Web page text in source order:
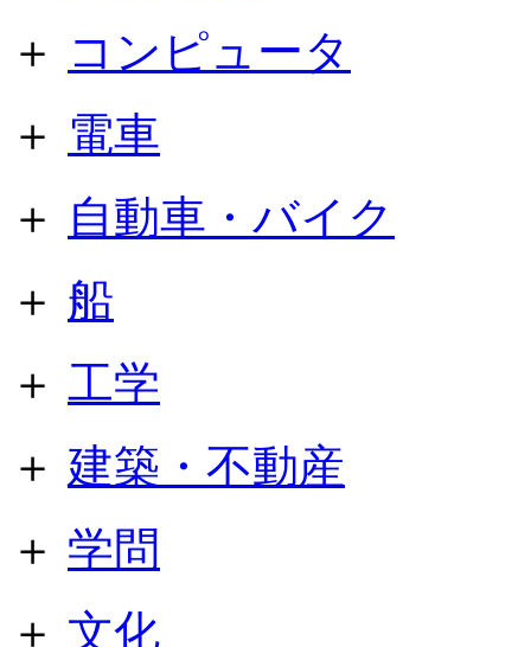
＋ コンピュータ
＋ 電車
＋ 自動車・バイク
＋ 船
＋ 工学
＋ 建築・不動産
＋ 学問
＋ 文化